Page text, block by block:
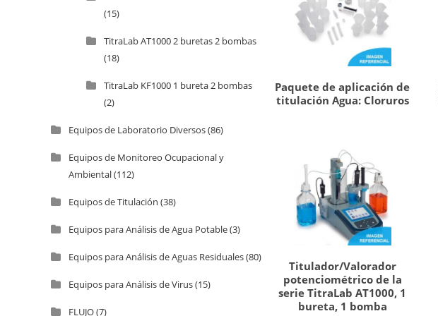
Paquete de aplicación de
titulación Agua: Cloruros
Titulador/Valorador
potenciométrico de la
serie TitraLab AT1000, 1
bureta, 1 bomba
(15)
TitraLab AT1000 2 buretas 2 bombas
(18)
TitraLab KF1000 1 bureta 2 bombas
(2)
Equipos de Laboratorio Diversos(86)
Equipos de Monitoreo Ocupacional y
Ambiental(112)
Equipos de Titulación (38)
Equipos para Análisis de Agua Potable(3)
Equipos para Análisis de Aguas Residuales(80)
Equipos para Análisis de Virus(15)
FLUJO(7)